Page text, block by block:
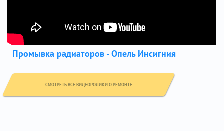
Промывка радиаторов - Опель Инсигния
СМОТРЕТЬ ВСЕ ВИДЕОРОЛИКИ О РЕМОНТЕ